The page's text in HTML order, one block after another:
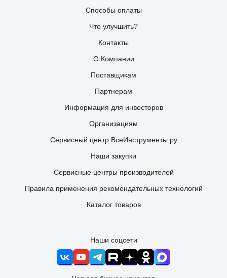
Способы оплаты
Что улучшить?
Контакты
О Компании
Поставщикам
Партнерам
Информация для инвесторов
Организациям
Сервисный центр ВсеИнструменты.ру
Наши закупки
Сервисные центры производителей
Правила применения рекомендательных технологий
Каталог товаров
Наши соцсети